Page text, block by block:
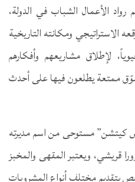
الأعمال الشباب في الدولة،
الاستراتيجي ومكانته التاريخية
لإطلاق مشاريعهم وأفكارهم
ممتعة يطلعون فيها على أحدث
كيتشن” مستوحى من اسم مديرته
قريشي، ويعتبر المقهى والمخبز
بتقديم مختلف أنواع المشروبات